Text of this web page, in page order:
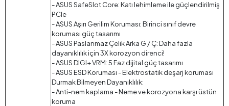
- ASUS SafeSlot Core: Katı lehimleme ile güçlendirilmiş
PCIe
- ASUS Aşırı Gerilim Koruması: Birinci sınıf devre
koruması güç tasarımı
- ASUS Paslanmaz Çelik Arka G / Ç: Daha fazla
dayanıklılık için 3X korozyon direnci!
- ASUS DIGI+ VRM: 5 Faz dijital güç tasarımı
- ASUS ESD Koruması - Elektrostatik deşarj koruması
Durmak Bilmeyen Dayanıklılık:
- Anti-nem kaplama - Neme ve korozyona karşı üstün
koruma